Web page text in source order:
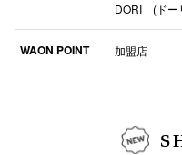
DORI (ドー
WAON POINT 加盟店